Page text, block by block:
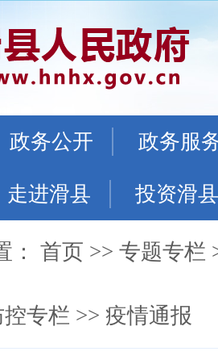
政务公开 政务服
走进滑县 投资滑县
： 首页 >> 专题专栏
专栏 >> 疫情通报